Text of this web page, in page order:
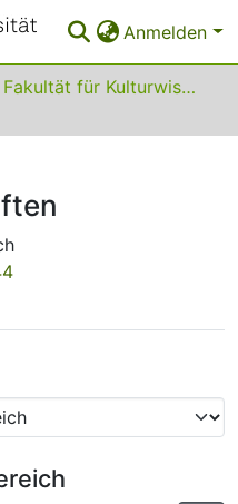
Anmelden
15 Fakultät für Kulturwissenschaften